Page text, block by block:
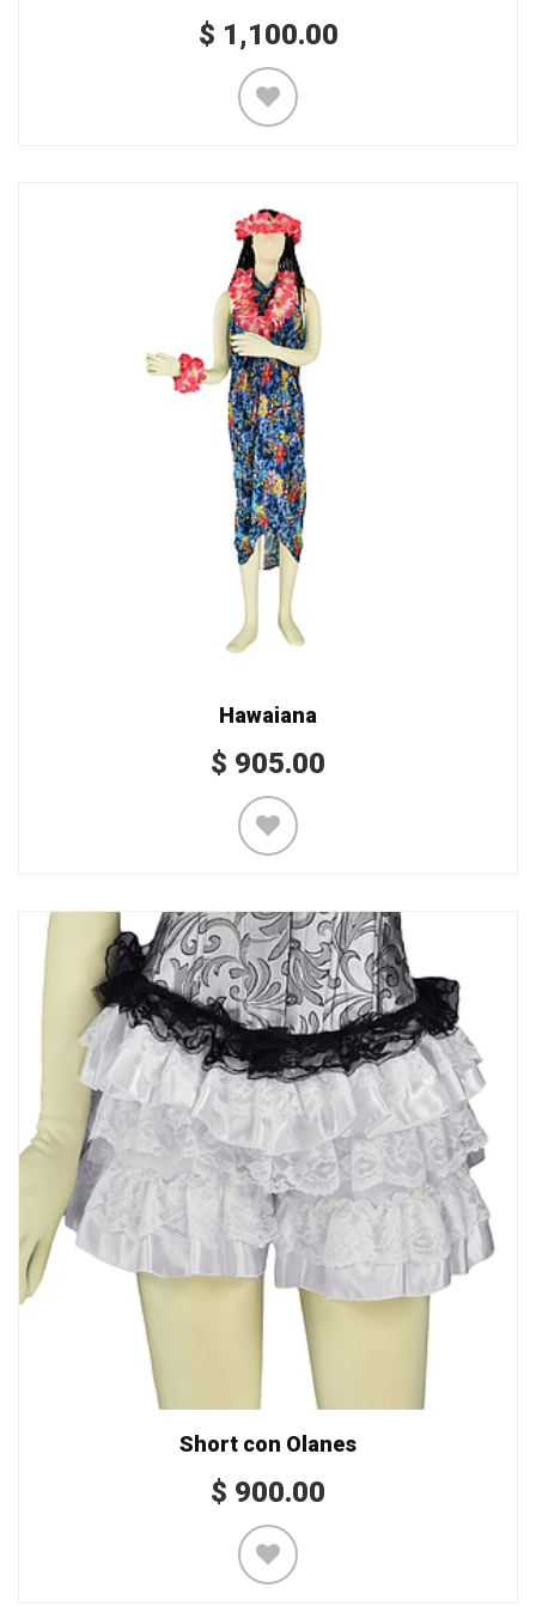
$ 1,100.00
Hawaiana
$ 905.00
Short con Olanes
$ 900.00